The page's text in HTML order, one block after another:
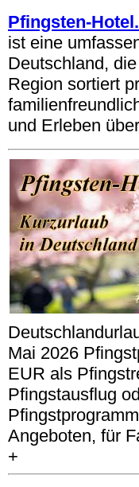
Pfingsten-
ist eine
Deutschland,
Region sortiert
und Erleben
Mai 2026
EUR als
Pfingstausflug
Angeboten, für
+